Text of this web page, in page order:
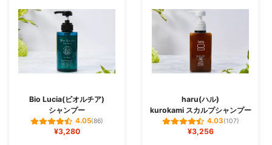
Bio Lucia(ビオルチア)
シャンプー
4.05(86)
¥3,280
haru(ハル)
kurokami スカルプシャンプー
4.03(107)
¥3,256